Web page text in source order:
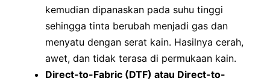
kemudian dipanaskan pada suhu tinggi
sehingga tinta berubah menjadi gas dan
menyatu dengan serat kain. Hasilnya cerah,
awet, dan tidak terasa di permukaan kain.
Direct-to-Fabric (DTF) atau Direct-to-